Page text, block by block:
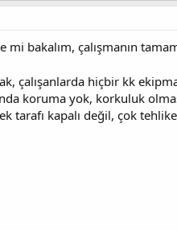
mi bakalım, çalışmanın
çalışanlarda hiçbir kk
koruma yok, korkuluk
tarafı kapalı değil, çok